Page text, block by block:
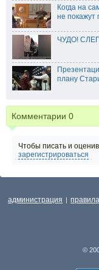
Когда на
не покажут
ЧУДО!
плану
Комментарии 0
Чтобы писать и
зарегистрироваться
администрация | правила
©